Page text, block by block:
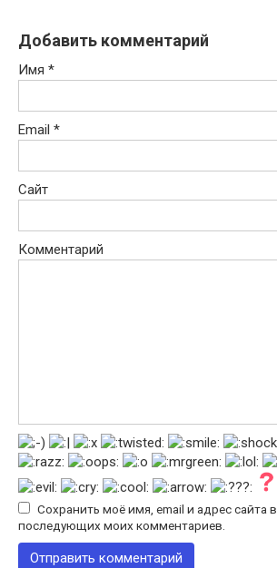
Добавить комментарий
Имя *
Email *
Сайт
Комментарий
Сохранить моё имя, email и адрес сайта
последующих моих комментариев.